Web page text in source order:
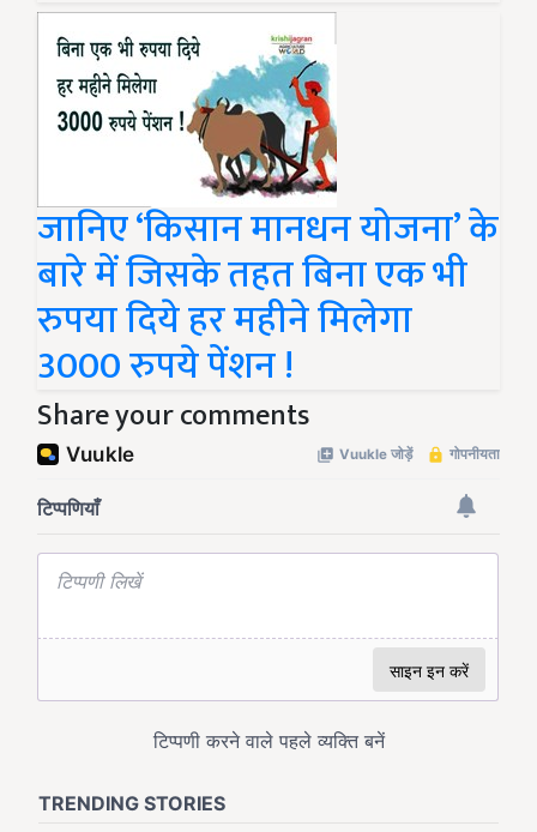
जानिए ‘किसान मानधन योजना’ के
बारे में जिसके तहत बिना एक भी
रुपया दिये हर महीने मिलेगा
3000 रुपये पेंशन !
Share your comments